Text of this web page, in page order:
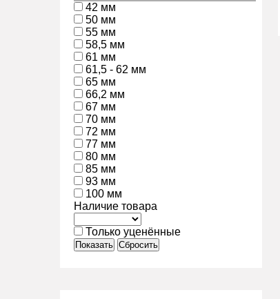
42 мм
50 мм
55 мм
58,5 мм
61 мм
61,5 - 62 мм
65 мм
66,2 мм
67 мм
70 мм
72 мм
77 мм
80 мм
85 мм
93 мм
100 мм
Наличие товара
Только уценённые
Показать Сбросить